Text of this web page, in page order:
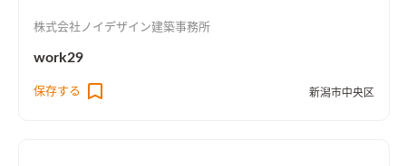
株式会社ノイデザイン建築事務所
work29
保存する 新潟市中央区